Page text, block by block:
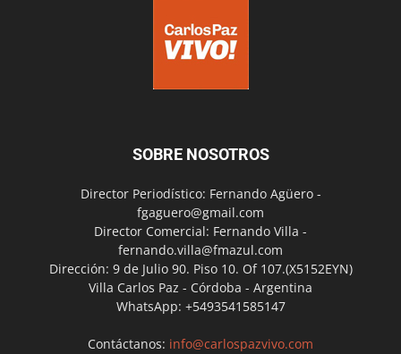
SOBRE NOSOTROS
Director Periodístico: Fernando Agüero -
fgaguero@gmail.com
Director Comercial: Fernando Villa -
fernando.villa@fmazul.com
Dirección: 9 de Julio 90. Piso 10. Of 107.(X5152EYN)
Villa Carlos Paz - Córdoba - Argentina
WhatsApp: +5493541585147
Contáctanos: info@carlospazvivo.com